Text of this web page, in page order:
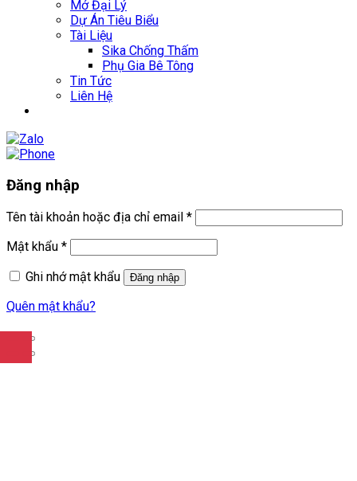
Mở Đại Lý
Dự Án Tiêu Biểu
Tài Liệu
Sika Chống Thấm
Phụ Gia Bê Tông
Tin Tức
Liên Hệ
Đăng nhập
Tên tài khoản hoặc địa chỉ email *
Mật khẩu *
Ghi nhớ mật khẩu
Đăng nhập
Quên mật khẩu?